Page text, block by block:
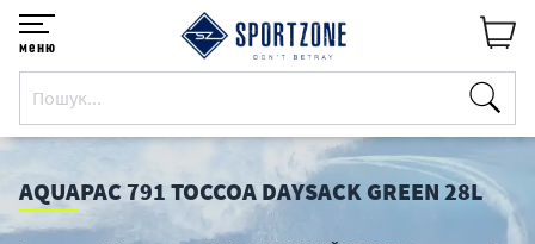
меню
AQUAPAC 791 TOCCOA DAYSACK GREEN 28L